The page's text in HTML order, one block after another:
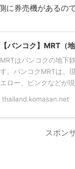
に券売機があるの
【バンコク】MRT（
MRTはバンコクの地下
す。バンコクMRTは、
エロー、ピンクなどが
thailand.komasan.net
スポン